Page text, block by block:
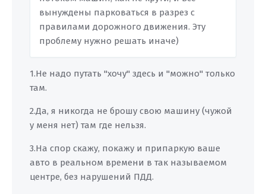
вынуждены парковаться в разрез с
правилами дорожного движения. Эту
проблему нужно решать иначе)
1.Не надо путать "хочу" здесь и "можно" только
там.
2.Да, я никогда не брошу свою машину (чужой
у меня нет) там где нельзя.
3.На спор скажу, покажу и припаркую ваше
авто в реальном времени в так называемом
центре, без нарушений ПДД.